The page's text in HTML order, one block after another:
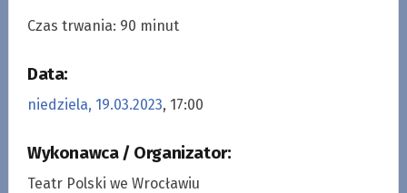
Czas trwania: 90 minut
Data:
niedziela, 19.03.2023, 17:00
Wykonawca / Organizator:
Teatr Polski we Wrocławiu